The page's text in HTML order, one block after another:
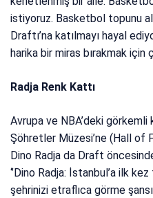
istiyoruz. Basketbol topunu
Draftı’na katılmayı hayal
harika bir miras bırakmak için
Radja Renk Kattı
Avrupa ve NBA’deki
Şöhretler Müzesi’ne (Hall of
Dino Radja da Draft
‘’Dino Radja: İstanbul’a ilk
şehrinizi etraflıca görme